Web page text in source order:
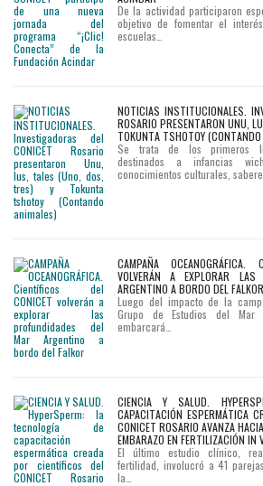
De la actividad participaron
objetivo de fomentar el
escuelas…
NOTICIAS INSTITUCIONALES.
ROSARIO PRESENTARON UNU,
TOKUNTA TSHOTOY
Se trata de los primeros
destinados a infancias
conocimientos culturales,
CAMPAÑA OCEANOGRÁFICA.
VOLVERÁN A EXPLORAR LAS
ARGENTINO A BORDO DEL FALKOR
Luego del impacto de la
Grupo de Estudios del Mar
embarcará…
CIENCIA Y SALUD.
CAPACITACIÓN ESPERMÁTICA
CONICET ROSARIO AVANZA
EMBARAZO EN FERTILIZACIÓN IN
El último estudio clínico,
fertilidad, involucró a 41
la…